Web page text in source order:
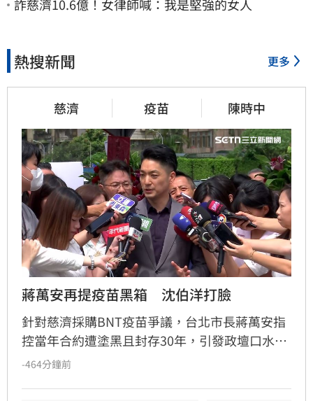
詐慈濟10.6億！女律師喊：我是堅強的女人
熱搜新聞 更多
慈濟 疫苗 陳時中
蔣萬安再提疫苗黑箱　沈伯洋打臉
針對慈濟採購BNT疫苗爭議，台北市長蔣萬安指
控當年合約遭塗黑且封存30年，引發政壇口水
戰。立委沈伯洋駁斥此說法為造謠，強調當年所
-464分鐘前